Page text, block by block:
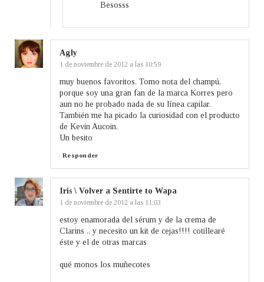
Besosss
Agly
1 de noviembre de 2012 a las 10:59
muy buenos favoritos. Tomo nota del champú,
porque soy una gran fan de la marca Korres pero
aun no he probado nada de su línea capilar.
También me ha picado la curiosidad con el producto
de Kevin Aucoin.
Un besito
Responder
Iris \ Volver a Sentirte to Wapa
1 de noviembre de 2012 a las 11:03
estoy enamorada del sérum y de la crema de
Clarins .. y necesito un kit de cejas!!!! cotillearé
éste y el de otras marcas
qué monos los muñecotes